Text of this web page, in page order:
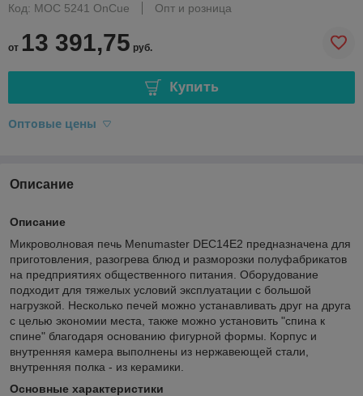
Код: MOC 5241 OnCue
Опт и розница
от 13 391,75 руб.
Купить
Оптовые цены
Описание
Описание
Микроволновая печь Menumaster DEC14E2 предназначена для
приготовления, разогрева блюд и разморозки полуфабрикатов
на предприятиях общественного питания. Оборудование
подходит для тяжелых условий эксплуатации с большой
нагрузкой. Несколько печей можно устанавливать друг на друга
с целью экономии места, также можно установить "спина к
спине" благодаря основанию фигурной формы. Корпус и
внутренняя камера выполнены из нержавеющей стали,
внутренняя полка - из керамики.
Основные характеристики